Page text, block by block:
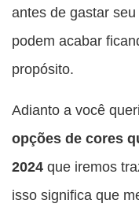
antes de gastar
podem acabar
propósito.
Adianto a você
opções de cores
2024 que iremos
isso significa que